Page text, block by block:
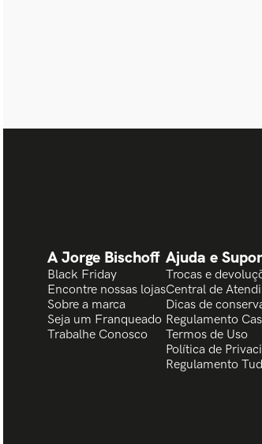
A Jorge Bischoff
Black Friday
Encontre nossas lojas
Sobre a marca
Seja um Franqueado
Trabalhe Conosco
Ajuda e
Trocas e
Central de
Dicas de
Regulamento
Termos de Uso
Política de
Regulamento